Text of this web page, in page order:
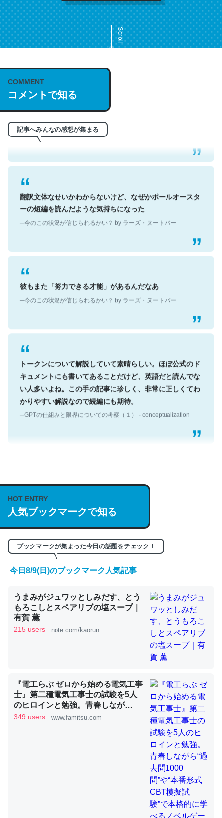
Scroll
COMMENT
コメントで知る
記事へみんなの感想が集まる
これは名文。彼はとてもクレバーなんだろうなと凄く思
う。英語少しでも読める人は原文もお勧め。自分はこの流
れ好き。Let’s Fucking Go. Then Covid hit. Shit.
─今のこの状況が信じられるかい？ by ラーズ・ヌートバー
翻訳文体なせいかわからないけど、なぜかポールオースタ
ーの短編を読んだような気持ちになった
彼もまた「努力できる才能」があるんだなあ
トークンについて解説していて素晴らしい。ほぼ公式のド
キュメントにも書いてあることだけど、英語だと読んでな
い人多いよね。この手の記事に珍しく、非常に正しくてわ
かりやすい解説なので続編にも期待。
説してる記事が少ないので貴重な良記事。/続編来た
https://isobe324649.hatenablog.com/entry/2023/03/27
/064121
─GPTの仕組みと限界についての考察（１） - conceptualization
くらい。小説でいう「ずっと前の伏線」は回収されないけ
ど、短期記憶というには多い分量。進化すればするほど分
かりやすく強くなりそう
─GPTの仕組みと限界についての考察（１） - conceptualization
昆虫ってカルシウム少ないのか。知らんかった。調べたら
コオロギのカルシウム分はエビの600分の1程度。
─ニュース :: 【研究発表】昆虫学の大問題＝「昆虫はなぜ海にいな
論文では「淡水はカルシウムも酸素も不足してて両方に不
利だから両方が拮抗してるのでは」とあって面白い。海に
HOT ENTRY
人気ブックマークで知る
ブックマークが集まった今日の話題をチェック！
今日8/9(日)のブックマーク人気記事
うまみがジュワッとしみだす、とう
もろこしとスペアリブの塩スープ｜
有賀 薫
215 users note.com/kaorun
『電工らぶ ゼロから始める電気工事
士』第二種電気工事士の試験を5人
のヒロインと勉強。青春しなが
ら“過去問1000問”や“本番形式CBT
349 users www.famitsu.com